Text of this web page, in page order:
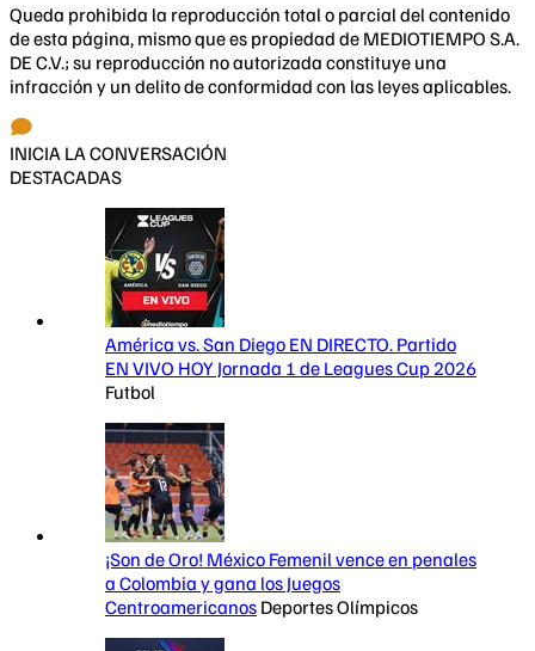
Queda prohibida la reproducción total o parcial del contenido
de esta página, mismo que es propiedad de MEDIOTIEMPO S.A.
DE C.V.; su reproducción no autorizada constituye una
infracción y un delito de conformidad con las leyes aplicables.
INICIA LA CONVERSACIÓN
DESTACADAS
América vs. San Diego EN DIRECTO. Partido
EN VIVO HOY Jornada 1 de Leagues Cup 2026
Futbol
¡Son de Oro! México Femenil vence en penales
a Colombia y gana los Juegos
Centroamericanos Deportes Olímpicos